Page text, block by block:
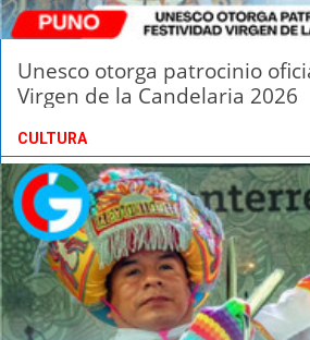
Unesco otorga patrocinio
Virgen de la Candelaria 2026
CULTURA